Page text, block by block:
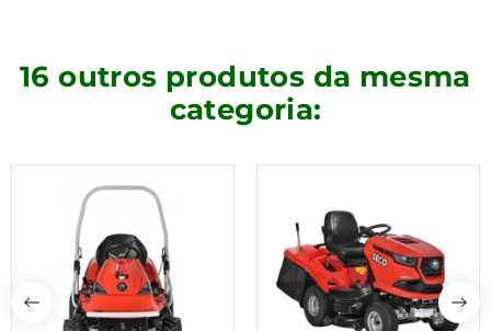
16 outros produtos da mesma
categoria: